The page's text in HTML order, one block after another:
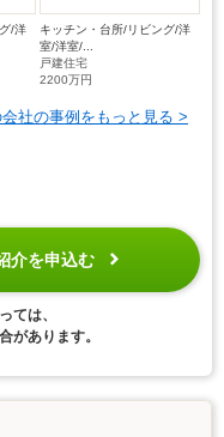
/洋
キッチン・台所/リビング/洋
室/洋室/...
戸建住宅
2200万円
会社の事例をもっと見る >
介を申込む
ては、
があります。